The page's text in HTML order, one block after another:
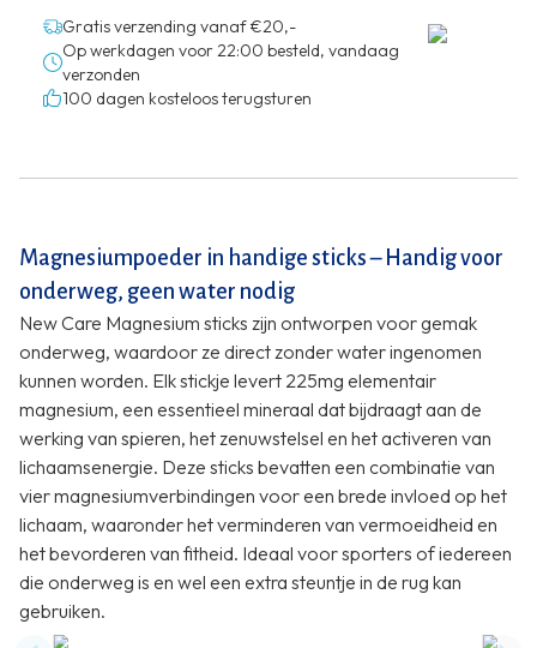
Gratis verzending vanaf €20,-
Op werkdagen voor 22:00 besteld, vandaag
verzonden
100 dagen kosteloos terugsturen
Magnesiumpoeder in handige sticks – Handig voor
onderweg, geen water nodig
New Care Magnesium sticks zijn ontworpen voor gemak
onderweg, waardoor ze direct zonder water ingenomen
kunnen worden. Elk stickje levert 225mg elementair
magnesium, een essentieel mineraal dat bijdraagt aan de
werking van spieren, het zenuwstelsel en het activeren van
lichaamsenergie. Deze sticks bevatten een combinatie van
vier magnesiumverbindingen voor een brede invloed op het
lichaam, waaronder het verminderen van vermoeidheid en
het bevorderen van fitheid. Ideaal voor sporters of iedereen
die onderweg is en wel een extra steuntje in de rug kan
gebruiken.